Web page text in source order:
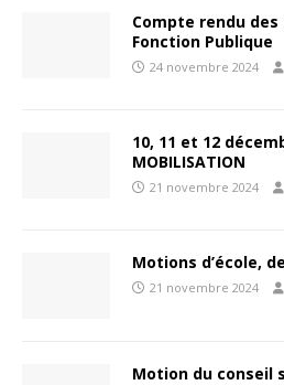
Compte rendu
Fonction Publique
24 novembre 2024
10, 11 et 12
MOBILISATION
21 novembre 2024
Motions d’école,
21 novembre 2024
Motion du conseil